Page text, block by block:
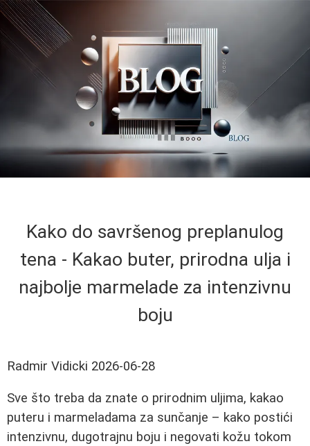
Kako do savršenog preplanulog
tena - Kakao buter, prirodna ulja i
najbolje marmelade za intenzivnu
boju
Radmir Vidicki 2026-06-28
Sve što treba da znate o prirodnim uljima, kakao
puteru i marmeladama za sunčanje – kako postići
intenzivnu, dugotrajnu boju i negovati kožu tokom